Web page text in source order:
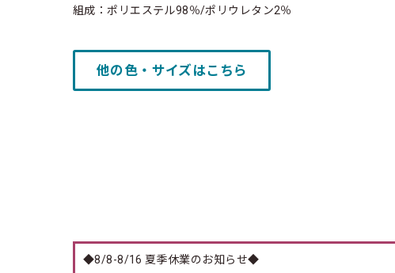
組成：ポリエステル98％/ポリウレタン2％
他の色・サイズはこちら
◆8/8-8/16 夏季休業のお知らせ◆